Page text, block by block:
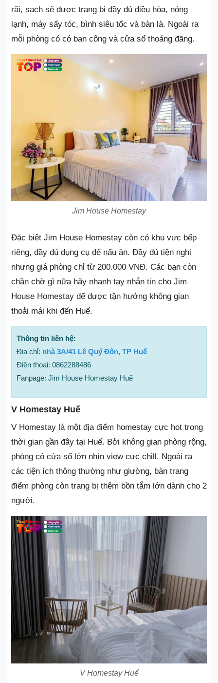
rãi, sạch sẽ được trang bị đầy đủ điều hòa, nóng
lạnh, máy sấy tóc, bình siêu tốc và bàn là. Ngoài ra
mỗi phòng có có ban công và cửa sổ thoáng đãng.
Jim House Homestay
Đặc biệt Jim House Homestay còn có khu vực bếp
riêng, đầy đủ dụng cụ để nấu ăn. Đầy đủ tiện nghi
nhưng giá phòng chỉ từ 200.000 VNĐ. Các bạn còn
chần chờ gì nữa hãy nhanh tay nhắn tin cho Jim
House Homestay để được tận hưởng không gian
thoải mái khi đến Huế.
Thông tin liên hệ:
Địa chỉ: nhà 3A/41 Lê Quý Đôn, TP Huế
Điện thoại: 0862288486
Fanpage: Jim House Homestay Huế
V Homestay Huế
V Homestay là một địa điểm homestay cực hot trong
thời gian gần đây tại Huế. Bởi không gian phòng rộng,
phòng có cửa sổ lớn nhìn view cực chill. Ngoài ra
các tiện ích thông thường như giường, bàn trang
điểm phòng còn trang bị thêm bồn tắm lớn dành cho 2
người.
V Homestay Huế